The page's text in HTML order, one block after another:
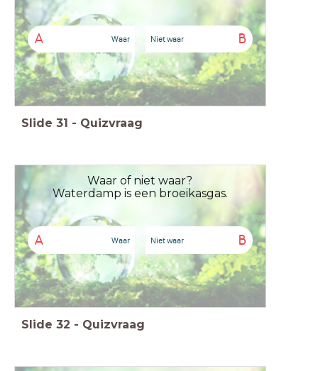
A Waar B
Niet waar
Slide 31 - Quizvraag
Waar of niet waar?
Waterdamp is een broeikasgas.
A Waar B
Niet waar
Slide 32 - Quizvraag